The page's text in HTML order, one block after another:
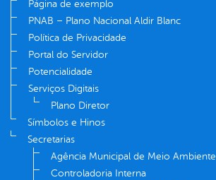
Página de exemplo
PNAB – Plano Nacional Aldir Blanc
Política de Privacidade
Portal do Servidor
Potencialidade
Serviços Digitais
Plano Diretor
Símbolos e Hinos
Secretarias
Agência Municipal de Meio Ambiente
Controladoria Interna